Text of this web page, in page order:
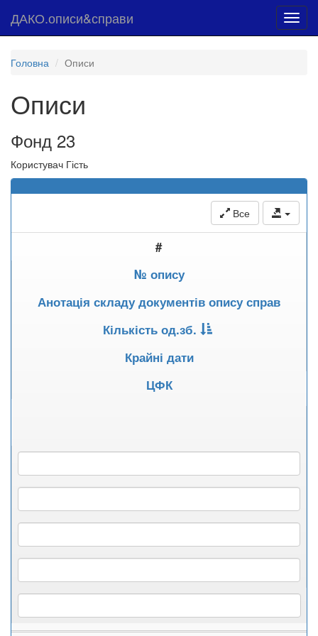
ДАКО.описи&справи
Головна Описи
Описи
Фонд 23
Користувач Гість
Все
#
№ опису
Анотація складу документів опису справ
Кількість од.зб.
Крайні дати
ЦФК